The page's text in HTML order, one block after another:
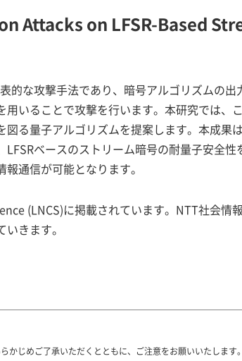
Attacks on LFSR-Based
的な攻撃手法であり、暗号アルゴリズムの
いることで攻撃を行います。本研究では、
る量子アルゴリズムを提案します。本成果
ベースのストリーム暗号の耐量子安全性
通信が可能となります。
(LNCS)に掲載されています。NTT社会情
きます。
じめご了承いただくとともに、ご注意をお願いいたします。